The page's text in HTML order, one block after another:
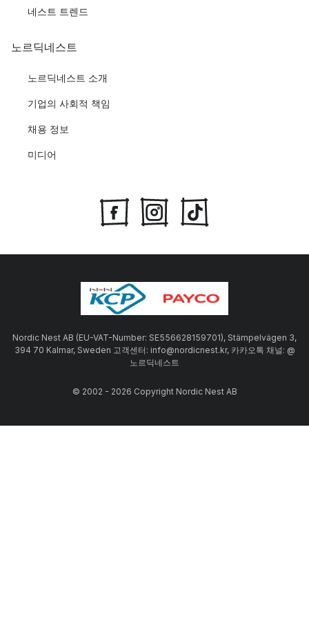
네스트 트렌드
노르딕네스트
노르딕네스트 소개
기업의 사회적 책임
채용 정보
미디어
Nordic Nest AB (EU-VAT-Number: SE556628159701), Stämpelvägen 3,
394 70 Kalmar, Sweden 고객센터: info@nordicnest.kr, 카카오톡 채널: @
노르딕네스트
© 2002 - 2026 Copyright Nordic Nest AB